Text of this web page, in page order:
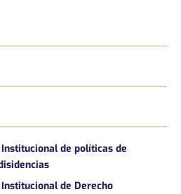
de políticas de
de Derecho